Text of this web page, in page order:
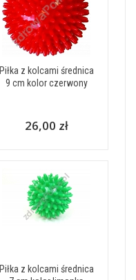
Piłka z kolcami średnica
9 cm kolor czerwony
26,00 zł
Piłka z kolcami średnica